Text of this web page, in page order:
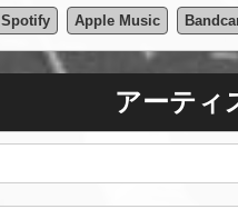
Spotify Apple Music
アーティ